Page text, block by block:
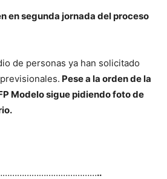
en segunda jornada del proceso
de personas ya han solicitado
Pese a la orden de la
Modelo sigue pidiendo foto de
..